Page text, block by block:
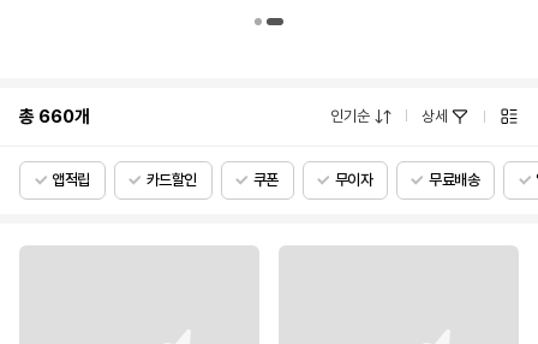
총 660개 인기순 상세
앱적립 카드할인 쿠폰 무이자 무료배송